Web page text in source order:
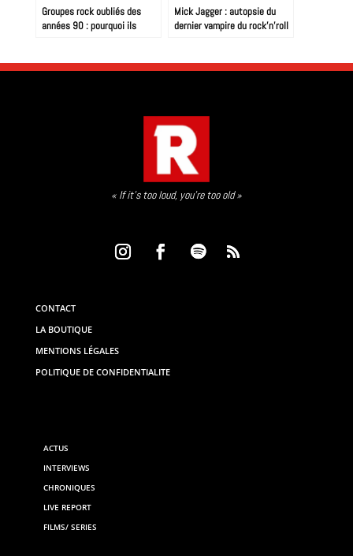
Groupes rock oubliés des
années 90 : pourquoi ils
Mick Jagger : autopsie du
dernier vampire du rock’n’roll
« If it’s too loud, you’re too old »
CONTACT
LA BOUTIQUE
MENTIONS LÉGALES
POLITIQUE DE CONFIDENTIALITE
ACTUS
INTERVIEWS
CHRONIQUES
LIVE REPORT
FILMS/ SERIES